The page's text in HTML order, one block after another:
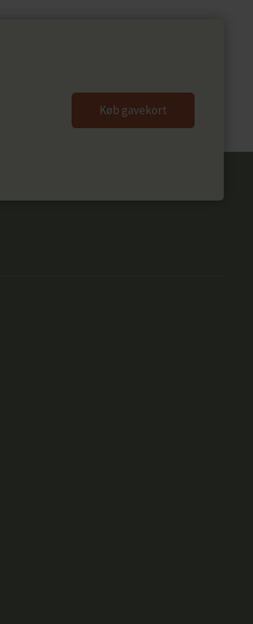
Køb gavekort